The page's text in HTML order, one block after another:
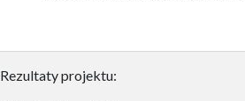
Rezultaty projektu: